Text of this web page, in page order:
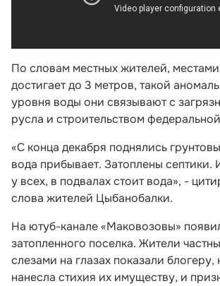
По словам местных жителей,
достигает до 3 метров, такой
уровня воды они связывают с
русла и строительством
«С конца декабря поднялись
вода прибывает. Затоплены септики.
у всех, в подвалах стоит вода», -
слова жителей Цыбанобалки.
На ютуб-канале «Маковозовы»
затопленного поселка. Жители
слезами на глазах показали блогеру,
нанесла стихия их имуществу, и